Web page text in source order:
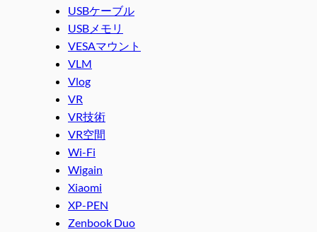
USBケーブル
USBメモリ
VESAマウント
VLM
Vlog
VR
VR技術
VR空間
Wi-Fi
Wigain
Xiaomi
XP-PEN
Zenbook Duo